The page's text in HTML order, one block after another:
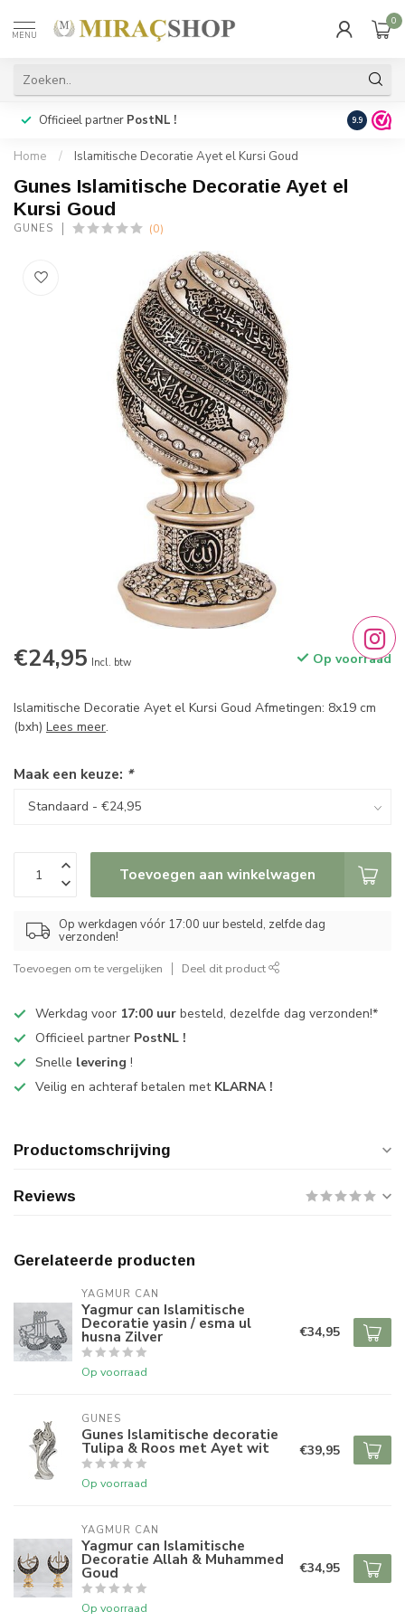
MENU
0
Officieel partner PostNL ! Snelle
9.9
Home / Islamitische Decoratie Ayet el Kursi Goud
Gunes Islamitische Decoratie Ayet el
Kursi Goud
GUNES (0)
€24,95 Incl. btw Op voorraad
Islamitische Decoratie Ayet el Kursi Goud Afmetingen: 8x19 cm
(bxh) Lees meer.
Maak een keuze: *
Toevoegen aan winkelwagen
Op werkdagen vóór 17:00 uur besteld, zelfde dag
verzonden!
Toevoegen om te vergelijken Deel dit product
Werkdag voor 17:00 uur besteld, dezelfde dag verzonden!*
Officieel partner PostNL !
Snelle levering !
Veilig en achteraf betalen met KLARNA !
Productomschrijving
Reviews
Gerelateerde producten
YAGMUR CAN
Yagmur can Islamitische
Decoratie yasin / esma ul
husna Zilver
Op voorraad
€34,95
GUNES
Gunes Islamitische decoratie
Tulipa & Roos met Ayet wit
Op voorraad
€39,95
YAGMUR CAN
Yagmur can Islamitische
Decoratie Allah & Muhammed
Goud
Op voorraad
€34,95